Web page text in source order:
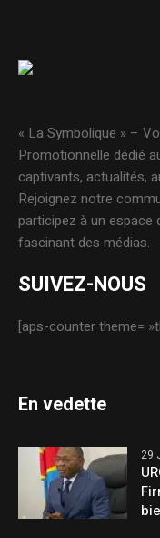
« La Symbolique » –
Promotionnelle dédié
captivants, actualités,
Rejoignez notre
participez à un espace
fascinant des médias.
SUIVEZ-NOUS
[aps-counter theme=
En vedette
29